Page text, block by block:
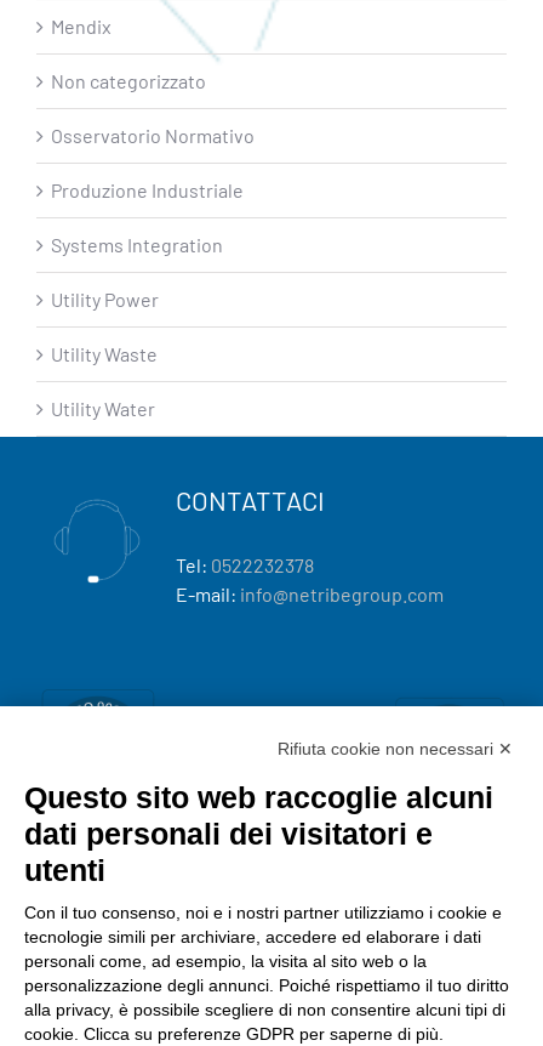
Mendix
Non categorizzato
Osservatorio Normativo
Produzione Industriale
Systems Integration
Utility Power
Utility Waste
Utility Water
CONTATTACI
Tel: 0522232378
E-mail: info@netribegroup.com
Rifiuta cookie non necessari ✕
Questo sito web raccoglie alcuni
dati personali dei visitatori e
utenti
Con il tuo consenso, noi e i nostri partner utilizziamo i cookie e
tecnologie simili per archiviare, accedere ed elaborare i dati
personali come, ad esempio, la visita al sito web o la
personalizzazione degli annunci. Poiché rispettiamo il tuo diritto
alla privacy, è possibile scegliere di non consentire alcuni tipi di
cookie. Clicca su preferenze GDPR per saperne di più.